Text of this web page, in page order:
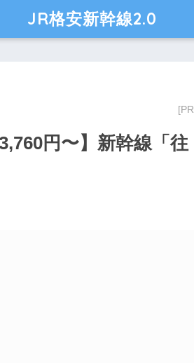
JR格安新幹線2.0
円〜】新幹線「往